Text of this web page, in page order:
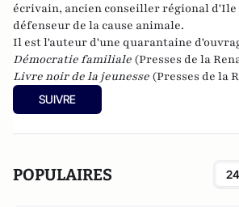
écrivain, ancien conseiller régional d'Ile
défenseur de la cause animale.
Il est l'auteur d'une quarantaine
Démocratie familiale (Presses de la
Livre noir de la jeunesse (Presses de la
2007),L'Individualisme démocratique
2010),Jeunesses à l'abandon
SUIVRE
POPULAIRES